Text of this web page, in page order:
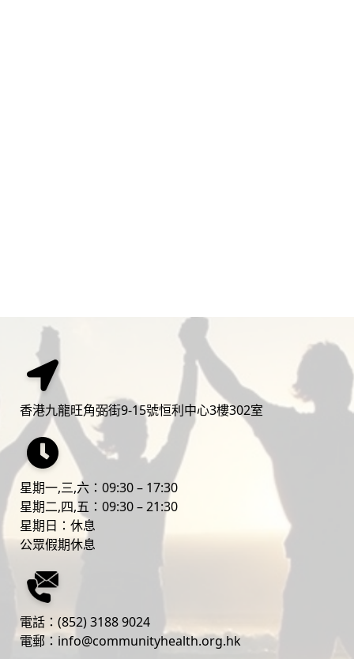
香港九龍旺角弼街9-15號恒利中心3樓302室
星期一,三,六：09:30 – 17:30
‎星期二,四,五：09:30 – 21:30
‎星期日：休息
公眾假期休息
電話：(852) 3188 9024
電郵： info@communityhealth.org.hk